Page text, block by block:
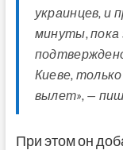
украинцев, и
минуты, пока
Киеве,
вылет», —
При этом он